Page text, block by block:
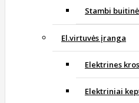
Stambi
El.virtuvės įranga
Elektrines
Elektriniai